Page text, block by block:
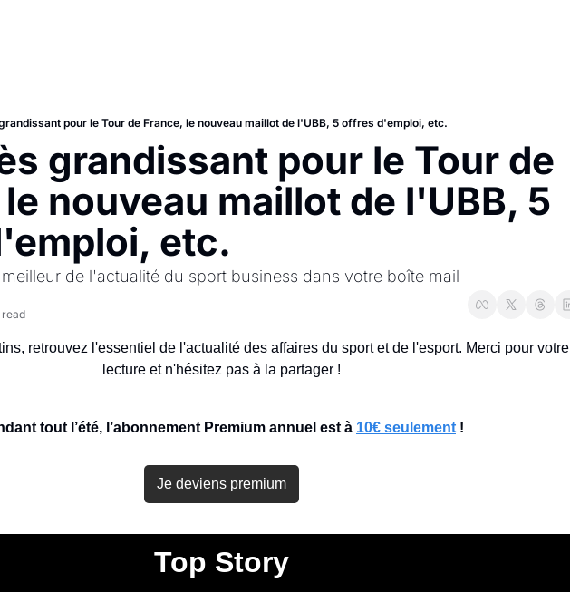
pour le Tour de France, le nouveau maillot de l'UBB, 5 offres d'emploi, etc.
grandissant pour le Tour de
nouveau maillot de l'UBB, 5
etc.
de l'actualité du sport business dans votre boîte mail
retrouvez l'essentiel de l'actualité des affaires du sport et de l'esport. Merci pour votre
lecture et n'hésitez pas à la partager !
tout l’été, l’abonnement Premium annuel est à 10€ seulement !
Je deviens premium
Top Story